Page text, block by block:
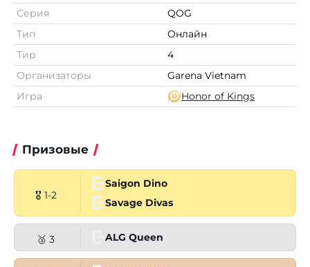
Серия
QOG
Тип
Онлайн
Тир
4
Организаторы
Garena Vietnam
Игра
Honor of Kings
Призовые
🎖 1-2
Saigon Dino
Savage Divas
🥉 3 ALG Queen